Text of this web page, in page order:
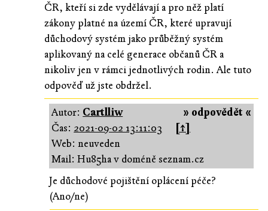
ČR, kteří si zde vydělávají a pro něž platí
zákony platné na území ČR, které upravují
důchodový systém jako průběžný systém
aplikovaný na celé generace občanů ČR a
nikoliv jen v rámci jednotlivých rodin. Ale tuto
odpověď už jste obdržel.
» odpovědět «
Autor: Cartlliw
Čas: 2021-09-02 13:11:03
[↑]
Web: neuveden
Mail: Hu85ha v doméně seznam.cz
Je důchodové pojištění oplácení péče?
(Ano/ne)